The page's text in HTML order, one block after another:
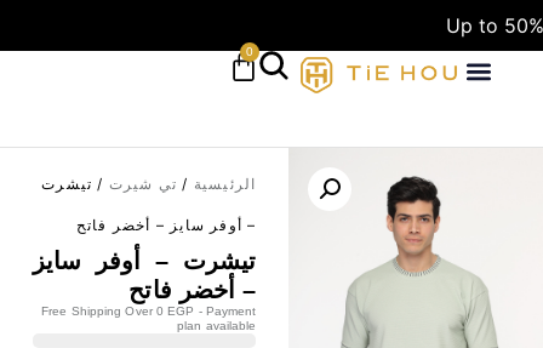
Up to 50%
0
الرئيسية / تي شيرت / تيشرت
– أوفر سايز – أخضر فاتح
تيشرت – أوفر سايز
– أخضر فاتح
Free Shipping Over 0 EGP - Payment
plan available